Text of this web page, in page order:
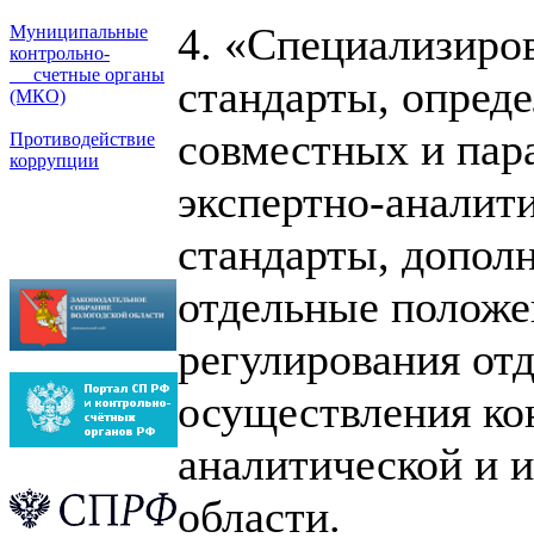
Муниципальные
контрольно-
счетные органы
(МКО)
Противодействие
коррупции
4.
стандарты,
совместных и
экспертно-
стандарты,
отдельные
регулирования
осуществления
аналитической и
области.